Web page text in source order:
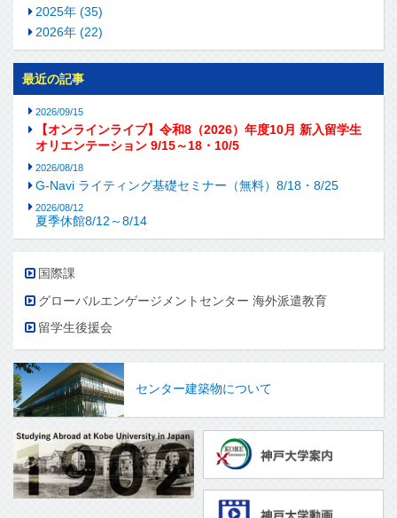
2025年 (35)
2026年 (22)
最近の記事
2026/09/15
【オンラインライブ】令和8（2026）年度10月 新入留学生
オリエンテーション 9/15～18・10/5
2026/08/18
G-Navi ライティング基礎セミナー（無料）8/18・8/25
2026/08/12
夏季休館8/12～8/14
国際課
グローバルエンゲージメントセンター 海外派遣教育
留学生後援会
センター建築物について